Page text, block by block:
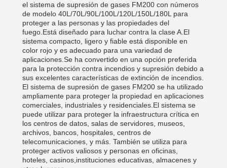
el sistema de supresión de gases FM200 con números
de modelo 40L/70L/90L/100L/120L/150L/180L para
proteger a las personas y las propiedades del
fuego.Está diseñado para luchar contra la clase A.El
sistema compacto, ligero y fiable está disponible en
color rojo y es adecuado para una variedad de
aplicaciones.Se ha convertido en una opción preferida
para la protección contra incendios y supresión debido a
sus excelentes características de extinción de incendios.
El sistema de supresión de gases FM200 se ha utilizado
ampliamente para proteger la propiedad en aplicaciones
comerciales, industriales y residenciales.El sistema se
puede utilizar para proteger la infraestructura crítica en
los centros de datos, salas de servidores, museos,
archivos, bancos, hospitales, centros de
telecomunicaciones, y más. También se utiliza para
proteger activos valiosos y personas en oficinas,
hoteles, casinos,instituciones educativas, almacenes y